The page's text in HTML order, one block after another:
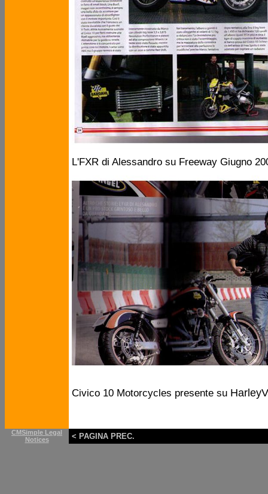
L'FXR di Alessandro su Freeway Giugno
Civico 10 Motorcycles presente su
CMSimple Legal
Notices
< PAGINA PREC.